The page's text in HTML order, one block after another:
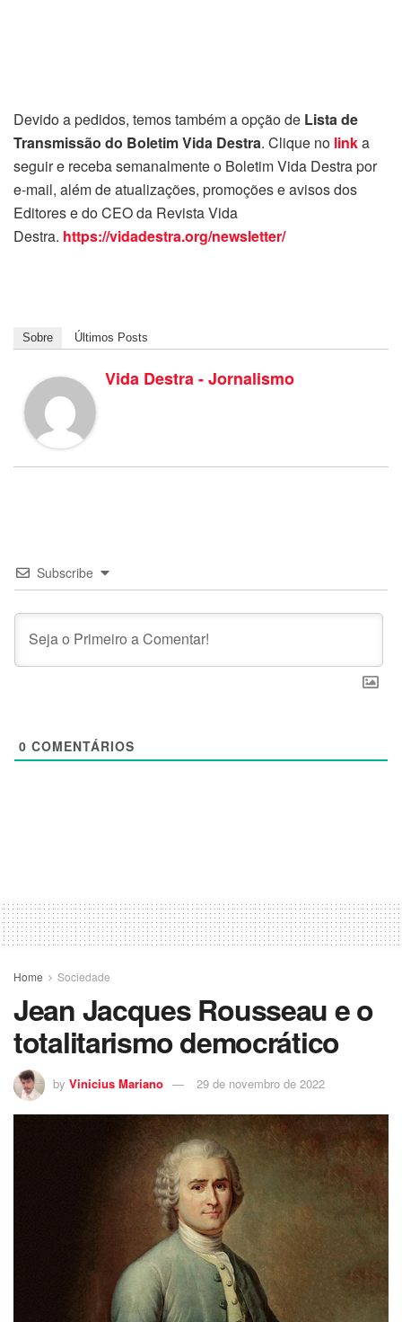
Devido a pedidos, temos também a opção de Lista de
Transmissão do Boletim Vida Destra. Clique no linka
seguir e receba semanalmente o Boletim Vida Destra por
e-mail, além de atualizações, promoções e avisos dos
Editores e do CEO da Revista Vida
Destra. https://vidadestra.org/newsletter/
Sobre Últimos Posts
Vida Destra - Jornalismo
Subscribe
0 COMENTÁRIOS
Home Sociedade
Jean Jacques Rousseau e o
totalitarismo democrático
by Vinicius Mariano 29 de novembro de 2022